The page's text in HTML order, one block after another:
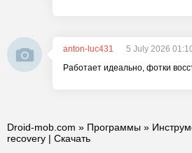
anton-luc431
5 July 2026
Работает идеально, фотки
Droid-mob.com » Программы »
recovery | Скачать